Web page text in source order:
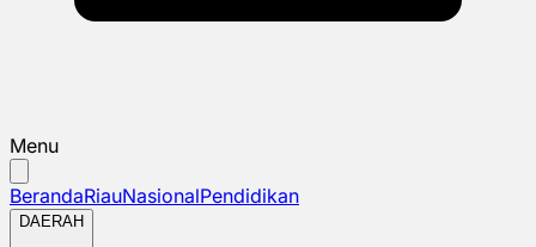
Menu
BerandaRiauNasionalPendidikan
DAERAH